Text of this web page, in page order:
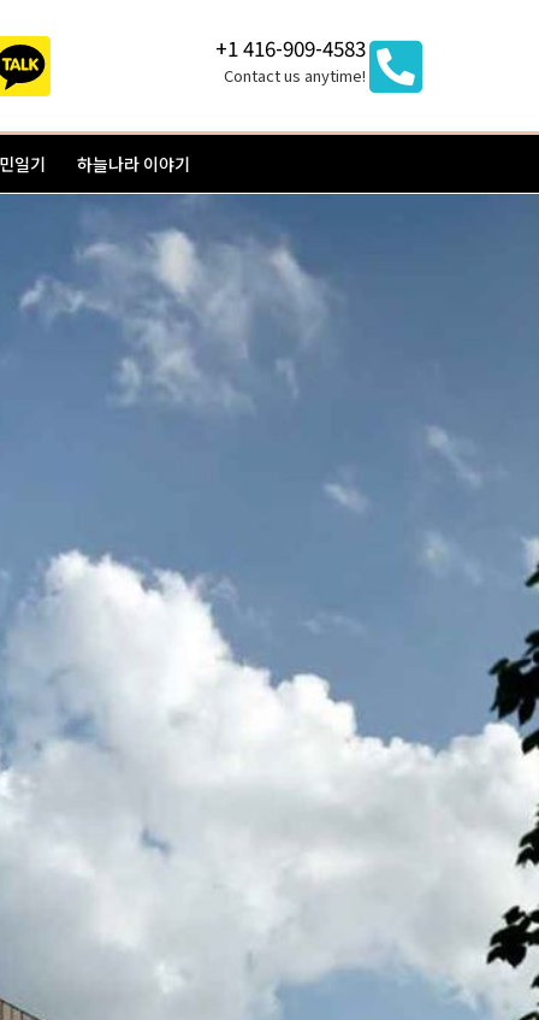
+1 416-909-4583
Contact us anytime!
일기 하늘나라 이야기